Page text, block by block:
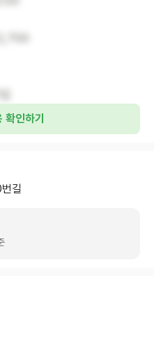
확인하기
길